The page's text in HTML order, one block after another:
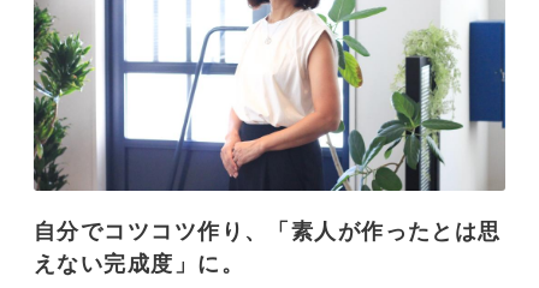
自分でコツコツ作り、「素人が作ったとは思
えない完成度」に。